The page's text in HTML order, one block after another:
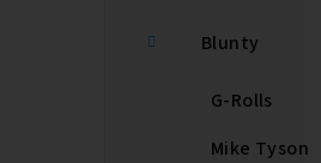
Blunty
G-Rolls
Mike Tyson